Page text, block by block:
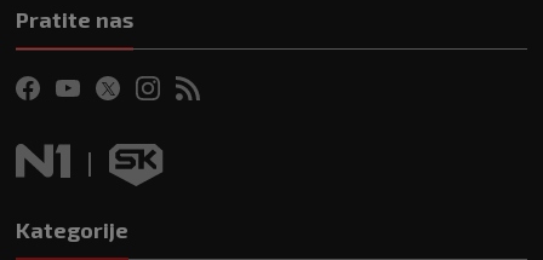
Pratite nas
Kategorije